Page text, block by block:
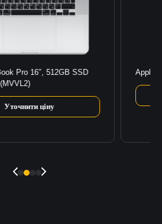
Pro 16″, 512GB SSD
Уточнити ціну
Apple